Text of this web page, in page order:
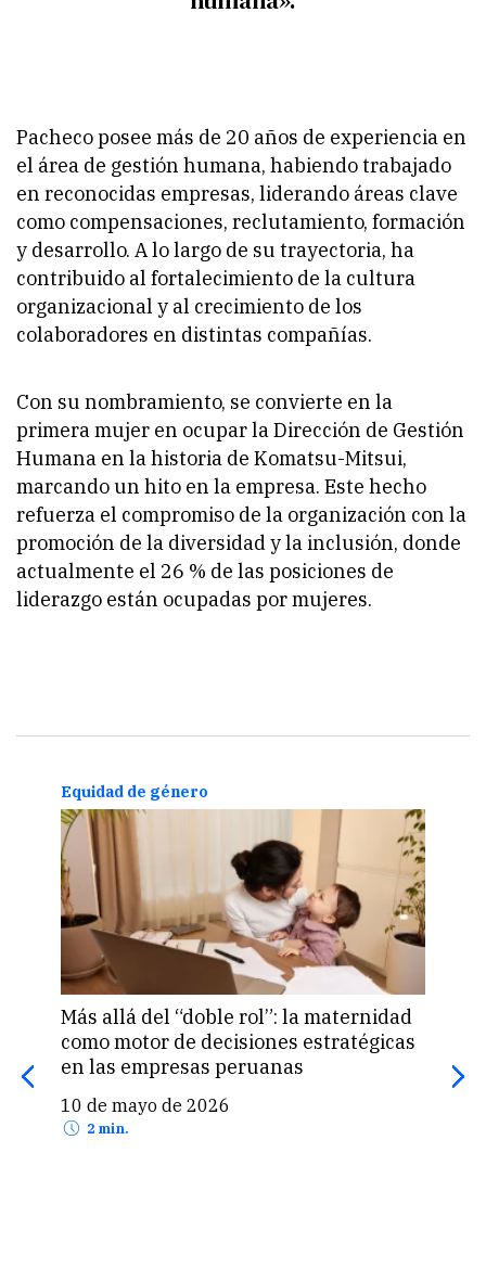
Pacheco posee más de 20 años de experiencia en
el área de gestión humana, habiendo trabajado
en reconocidas empresas, liderando áreas clave
como compensaciones, reclutamiento, formación
y desarrollo. A lo largo de su trayectoria, ha
contribuido al fortalecimiento de la cultura
organizacional y al crecimiento de los
colaboradores en distintas compañías.
Con su nombramiento, se convierte en la
primera mujer en ocupar la Dirección de Gestión
Humana en la historia de Komatsu-Mitsui,
marcando un hito en la empresa. Este hecho
refuerza el compromiso de la organización con la
promoción de la diversidad y la inclusión, donde
actualmente el 26 % de las posiciones de
liderazgo están ocupadas por mujeres.
Equidad de género
Más allá del “doble rol”: la maternidad
como motor de decisiones estratégicas
en las empresas peruanas
10 de mayo de 2026
2 min.